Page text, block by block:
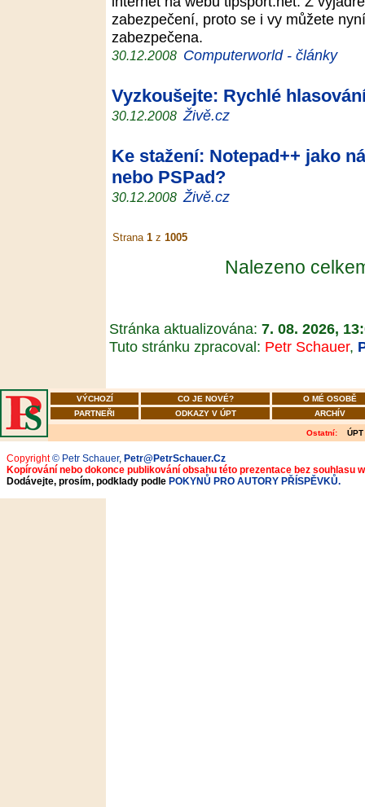
zabezpečení, proto se i vy můžete
zabezpečena.
30.12.2008 Computerworld - články
Vyzkoušejte: Rychlé
30.12.2008 Živě.cz
Ke stažení: Notepad++ jako
nebo PSPad?
30.12.2008 Živě.cz
Strana 1 z 1005
Nalezeno
Stránka aktualizována: 7. 08. 2026,
Tuto stránku zpracoval: Petr Schauer,
VÝCHOZÍ CO JE NOVÉ?
O MÉ OSOBĚ
PARTNEŘI
ODKAZY V ÚPT ARCHÍV
Ostatní: ÚPT
Copyright© Petr Schauer, Petr@PetrSchauer.Cz
Kopírování nebo dokonce publikování obsahu této prezentace bez souhlasu
Dodávejte, prosím, podklady podle POKYNŮ PRO AUTORY PŘÍSPĚVKŮ.